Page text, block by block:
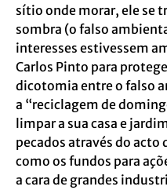
sítio onde morar, ele se
sombra (o falso
interesses estivessem
Carlos Pinto para
dicotomia entre o falso
a “reciclagem de
limpar a sua casa e
pecados através do acto
como os fundos para
a cara de grandes